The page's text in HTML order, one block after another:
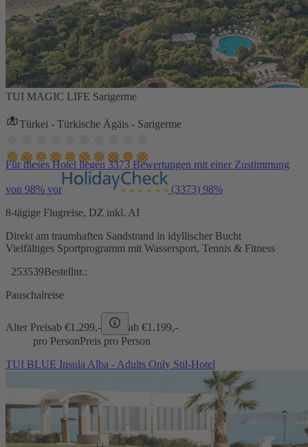
TUI MAGIC LIFE Sarigerme
Türkei - Türkische Ägäis - Sarigerme
Für dieses Hotel liegen 3373 Bewertungen mit einer Zustimmung
von 98% vor (3373) 98%
8-tägige Flugreise, DZ inkl. AI
Direkt am traumhaften Sandstrand in idyllischer Bucht
Vielfältiges Sportprogramm mit Wassersport, Tennis & Fitness
253539Bestellnr.:
Pauschalreise
Alter Preisab €1.299,- ab €1.199,-
pro PersonPreis pro Person
TUI BLUE Insula Alba - Adults Only Stil-Hotel